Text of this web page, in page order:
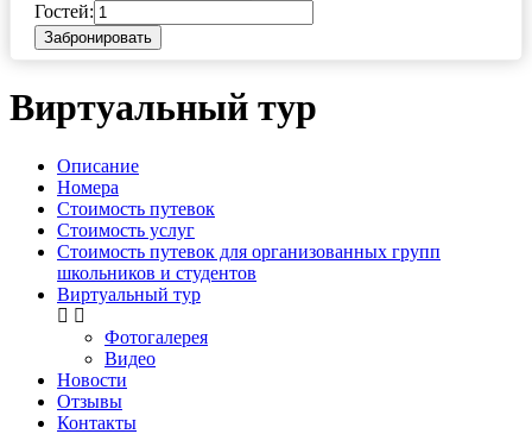
Гостей:
Забронировать
Виртуальный тур
Описание
Номера
Стоимость путевок
Стоимость услуг
Стоимость путевок для организованных групп
школьников и студентов
Виртуальный тур
Фотогалерея
Видео
Новости
Отзывы
Контакты